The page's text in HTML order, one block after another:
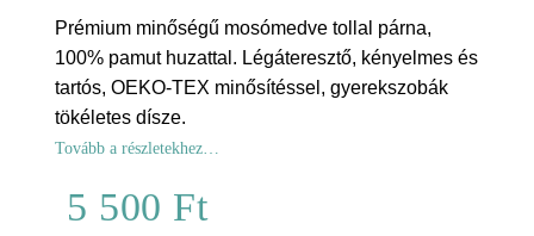
Prémium minőségű mosómedve tollal párna,
100% pamut huzattal. Légáteresztő, kényelmes és
tartós, OEKO-TEX minősítéssel, gyerekszobák
tökéletes dísze.
Tovább a részletekhez…
5 500 Ft